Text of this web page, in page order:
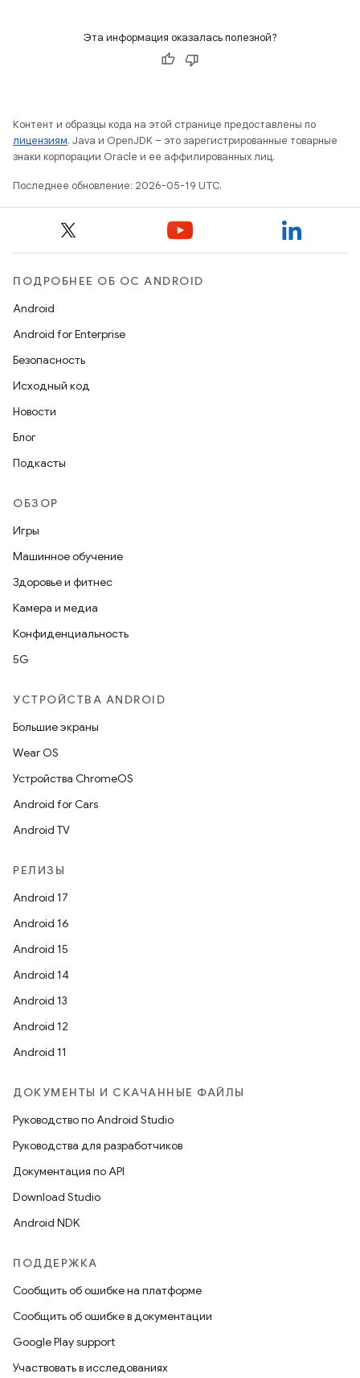
Эта информация оказалась полезной?
Контент и образцы кода на этой странице предоставлены по
лицензиям. Java и OpenJDK – это зарегистрированные товарные
знаки корпорации Oracle и ее аффилированных лиц.
Последнее обновление: 2026-05-19 UTC.
ПОДРОБНЕЕ ОБ ОС ANDROID
Android
Android for Enterprise
Безопасность
Исходный код
Новости
Блог
Подкасты
ОБЗОР
Игры
Машинное обучение
Здоровье и фитнес
Камера и медиа
Конфиденциальность
5G
УСТРОЙСТВА ANDROID
Большие экраны
Wear OS
Устройства ChromeOS
Android for Cars
Android TV
РЕЛИЗЫ
Android 17
Android 16
Android 15
Android 14
Android 13
Android 12
Android 11
ДОКУМЕНТЫ И СКАЧАННЫЕ ФАЙЛЫ
Руководство по Android Studio
Руководства для разработчиков
Документация по API
Download Studio
Android NDK
ПОДДЕРЖКА
Сообщить об ошибке на платформе
Сообщить об ошибке в документации
Google Play support
Участвовать в исследованиях